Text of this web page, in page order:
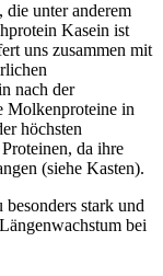
unter anderem
Kasein ist
uns zusammen mit
nach der
Molkenproteine in
höchsten
da ihre
(siehe Kasten).
stark und
bei